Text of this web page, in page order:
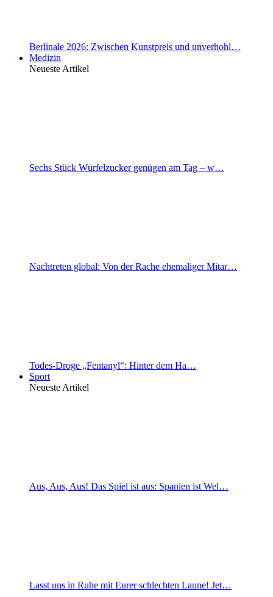
Berlinale 2026: Zwischen Kunstpreis und unverhohl…
Medizin
Neueste Artikel
Sechs Stück Würfelzucker genügen am Tag – w…
Nachtreten global: Von der Rache ehemaliger Mitar…
Todes-Droge „Fentanyl“: Hinter dem Ha…
Sport
Neueste Artikel
Aus, Aus, Aus! Das Spiel ist aus: Spanien ist Wel…
Lasst uns in Ruhe mit Eurer schlechten Laune! Jet…